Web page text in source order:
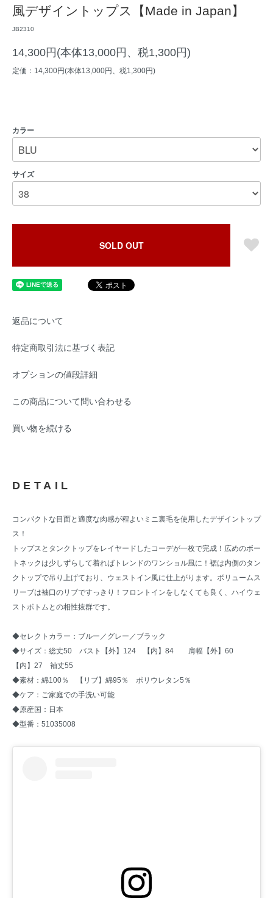
風デザイントップス【Made in Japan】
JB2310
14,300円(本体13,000円、税1,300円)
定価：14,300円(本体13,000円、税1,300円)
カラー
サイズ
SOLD OUT
返品について
特定商取引法に基づく表記
オプションの値段詳細
この商品について問い合わせる
買い物を続ける
DETAIL
コンパクトな目面と適度な肉感が程よいミニ裏毛を使用したデザイントップ
ス！
トップスとタンクトップをレイヤードしたコーデが一枚で完成！広めのボー
トネックは少しずらして着ればトレンドのワンショル風に！裾は内側のタン
クトップで吊り上げており、ウェストイン風に仕上がります。ボリュームス
リーブは袖口のリブですっきり！フロントインをしなくても良く、ハイウェ
ストボトムとの相性抜群です。
◆セレクトカラー：ブルー／グレー／ブラック
◆サイズ：総丈50 バスト【外】124 【内】84 肩幅【外】60
【内】27 袖丈55
◆素材：綿100％ 【リブ】綿95％ ポリウレタン5％
◆ケア：ご家庭での手洗い可能
◆原産国：日本
◆型番：51035008